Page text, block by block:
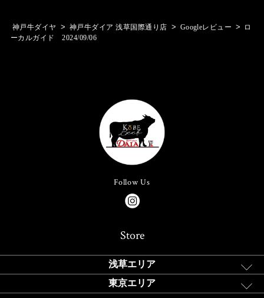
神戸牛ダイヤ > 神戸牛ダイア 浅草国際通り店 > Googleレビュー >
ロ
ーカルガイド 2024/09/06
Follow Us
Store
浅草エリア
東京エリア